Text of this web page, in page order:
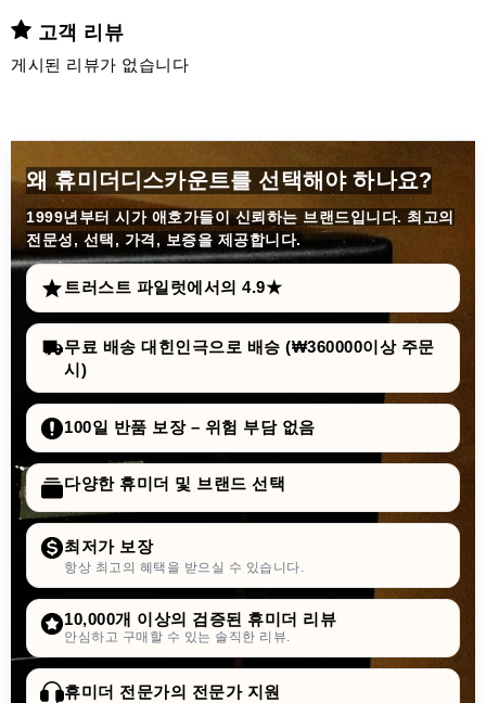
고객 리뷰
게시된 리뷰가 없습니다
왜 휴미더디스카운트를 선택해야 하나요?
1999년부터 시가 애호가들이 신뢰하는 브랜드입니다. 최고의
전문성, 선택, 가격, 보증을 제공합니다.
트러스트 파일럿에서의 4.9★
무료 배송 대힌인극으로 배승 (₩360000이상 주문
시)
100일 반품 보장 – 위험 부담 없음
다양한 휴미더 및 브랜드 선택
최저가 보장
항상 최고의 혜택을 받으실 수 있습니다.
10,000개 이상의 검증된 휴미더 리뷰
안심하고 구매할 수 있는 솔직한 리뷰.
휴미더 전문가의 전문가 지원